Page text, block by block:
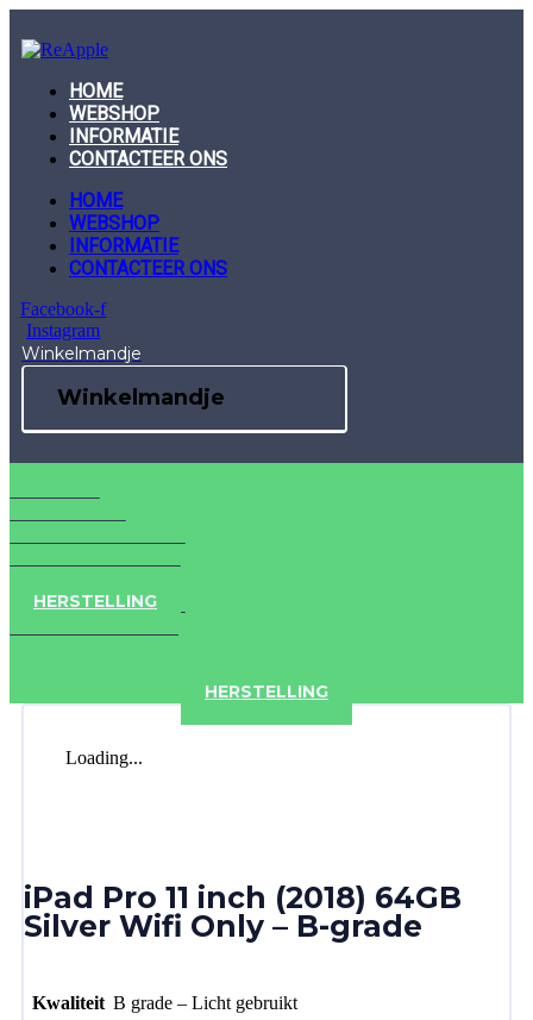
to
content
HOME
WEBSHOP
INFORMATIE
CONTACTEER ONS
HOME
WEBSHOP
INFORMATIE
CONTACTEER ONS
Facebook-f
Instagram
Winkelmandje
Winkelmandje
HERSTELLING
HERSTELLING
Loading...
iPad Pro 11 inch (2018) 64GB
Silver Wifi Only – B-grade
Kwaliteit B grade – Licht gebruikt